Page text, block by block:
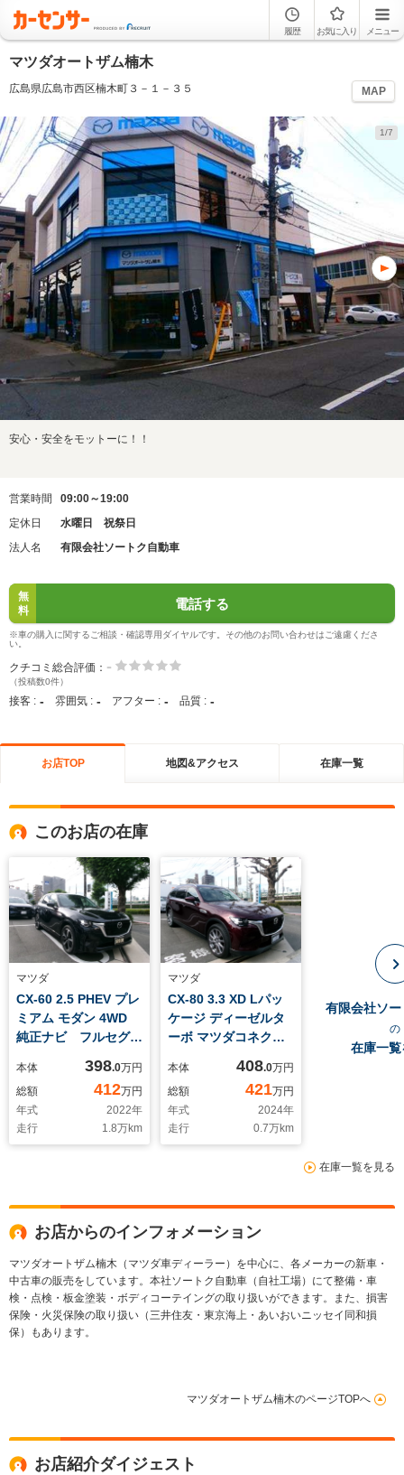
履歴 お気に入り メニュー
マツダオートザム楠木
広島県広島市西区楠木町３－１－３５ MAP
1/7
安心・安全をモットーに！！
営業時間
09:00～19:00
定休日
水曜日 祝祭日
法人名
有限会社ソートク自動車
無
料
電話する
※車の購入に関するご相談・確認専用ダイヤルです。その他のお問い合わせはご遠慮くださ
い。
クチコミ総合評価： -
（投稿数0件）
接客 : - 雰囲気 : - アフター : - 品質 : -
お店TOP 地図&アクセス 在庫一覧
このお店の在庫
マツダ
CX-60 2.5 PHEV プレ
ミアム モダン 4WD
純正ナビ フルセグ
ム 全方位カメラ 電
動リアゲート アダプ
ティブクルーズコント
ロール シートヒータ
ー 皮シート(白) シ
本体 398.0万円
総額
412万円
年式
2022年
走行
1.8万km
マツダ
CX-80 3.3 XD Lパッ
ケージ ディーゼルタ
ーボ マツダコネクト
パノラマサンルーフ
(チルドアップ付)ボー
ズサウンドシステム
本体 408.0万円
総額
421万円
年式
2024年
走行
0.7万km
有限会社ソ
の
在庫一
在庫一覧を見る
お店からのインフォメーション
マツダオートザム楠木（マツダ車ディーラー）を中心に、各メーカーの新車・
中古車の販売をしています。本社ソートク自動車（自社工場）にて整備・車
検・点検・板金塗装・ボディコーテイングの取り扱いができます。また、損害
保険・火災保険の取り扱い（三井住友・東京海上・あいおいニッセイ同和損
保）もあります。
マツダオートザム楠木のページTOPへ
お店紹介ダイジェスト